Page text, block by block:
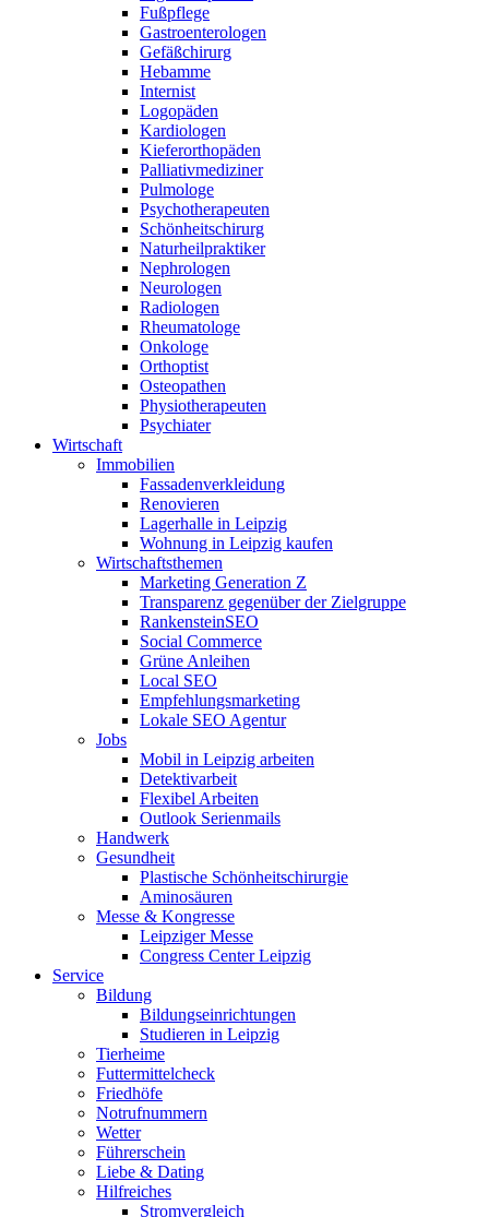
Fußpflege
Gastroenterologen
Gefäßchirurg
Hebamme
Internist
Logopäden
Kardiologen
Kieferorthopäden
Palliativmediziner
Pulmologe
Psychotherapeuten
Schönheitschirurg
Naturheilpraktiker
Nephrologen
Neurologen
Radiologen
Rheumatologe
Onkologe
Orthoptist
Osteopathen
Physiotherapeuten
Psychiater
Wirtschaft
Immobilien
Fassadenverkleidung
Renovieren
Lagerhalle in Leipzig
Wohnung in Leipzig kaufen
Wirtschaftsthemen
Marketing Generation Z
Transparenz gegenüber der Zielgruppe
RankensteinSEO
Social Commerce
Grüne Anleihen
Local SEO
Empfehlungsmarketing
Lokale SEO Agentur
Jobs
Mobil in Leipzig arbeiten
Detektivarbeit
Flexibel Arbeiten
Outlook Serienmails
Handwerk
Gesundheit
Plastische Schönheitschirurgie
Aminosäuren
Messe & Kongresse
Leipziger Messe
Congress Center Leipzig
Service
Bildung
Bildungseinrichtungen
Studieren in Leipzig
Tierheime
Futtermittelcheck
Friedhöfe
Notrufnummern
Wetter
Führerschein
Liebe & Dating
Hilfreiches
Stromvergleich